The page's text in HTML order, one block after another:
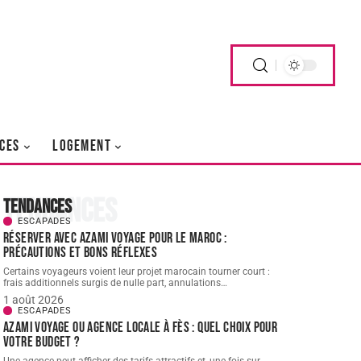
LOGEMENT
Tendances
Tendances
ESCAPADES
Réserver avec AZAMI VOYAGE pour le Maroc :
précautions et bons réflexes
Certains voyageurs voient leur projet marocain tourner court :
frais additionnels surgis de nulle part, annulations…
1 août 2026
ESCAPADES
AZAMI VOYAGE ou agence locale à Fès : quel choix pour
votre budget ?